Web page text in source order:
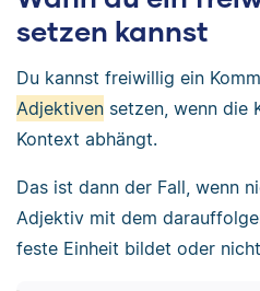
setzen kannst
Du kannst freiwillig ein
Adjektiven setzen, wenn die
Kontext abhängt.
Das ist dann der Fall, wenn
Adjektiv mit dem
feste Einheit bildet oder